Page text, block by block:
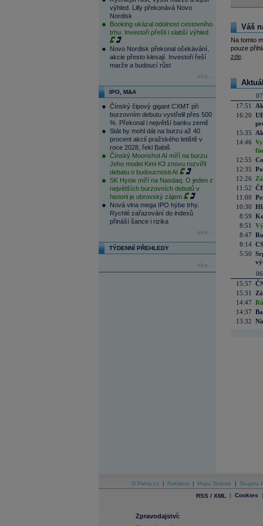
výhled. Lilly překonává Novo
Nordisk
Booking ukázal odolnost cestovního
trhu. Investoři přešli i slabší výhled
Novo Nordisk překonal očekávání,
akcie přesto klesají. Investoři řeší
marže a budoucí růst
více...
IPO, M&A
Čínský čipový gigant CXMT při
burzovním debutu vystřelil přes 500
%. Překonal i největší banku země
Stát by mohl dát na burzu až 40
procent akcií pražského letiště v
roce 2028, řekl Babiš
Čínský Moonshot AI míří na burzu.
Jeho model Kimi K3 znovu rozvířil
debatu o budoucnosti AI
SK Hynix míří na Nasdaq. O jeden z
největších burzovních debutů v
historii je obrovský zájem
Nová vlna mega IPO hýbe trhy.
Rychlé zařazování do indexů
přináší šance i rizika
více...
TÝDENNÍ PŘEHLEDY
více...
Váš
Na tomto
pouze
zde.
17:51
16:20
15:35
14:46
12:55
12:35
12:26
11:52
11:00
10:30
8:59
8:51
8:47
8:14
5:50
15:57
15:31
14:47
14:37
13:32
O Patria.cz Reklama Mapa Stránek Skupina
RSS / XML | Cookies |
Zpravodajství: